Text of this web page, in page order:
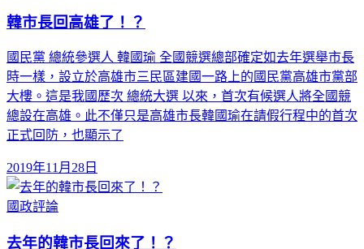
韓市長回高雄了！？
國民黨 總統參選人 韓國瑜 全國競選總部確定如去年選舉市長
時一樣，設立於高雄市三民區建國一路上的國民黨高雄市黨部
大樓。這是我國歷次 總統大選 以來，首次有候選人將全國競
總設在高雄。此不僅只是高雄市長韓國瑜在請假行程中的首次
正式回防，也顯示了
2019年11月28日
國政評論
去年的韓市長回來了！？